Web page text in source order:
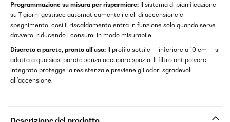
Programmazione su misura per risparmiare: Il sistema di pianificazione
su 7 giorni gestisce automaticamente i cicli di accensione e
spegnimento, così il riscaldamento entra in funzione solo quando serve
davvero, riducendo i consumi in modo misurabile.
Discreto a parete, pronto all'uso: Il profilo sottile — inferiore a 10 cm — si
adatta a qualsiasi parete senza occupare spazio. Il filtro antipolvere
integrato protegge la resistenza e previene gli odori sgradevoli
all'accensione.